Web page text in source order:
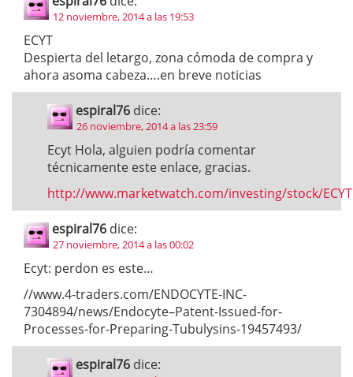
12 noviembre, 2014 a las 19:53
ECYT
Despierta del letargo, zona cómoda de compra y
ahora asoma cabeza….en breve noticias
espiral76 dice:
26 noviembre, 2014 a las 23:59
Ecyt Hola, alguien podría comentar
técnicamente este enlace, gracias.
http://www.marketwatch.com/investing/stock/ECYT
espiral76 dice:
27 noviembre, 2014 a las 00:02
Ecyt: perdon es este…
//www.4-traders.com/ENDOCYTE-INC-
7304894/news/Endocyte–Patent-Issued-for-
Processes-for-Preparing-Tubulysins-19457493/
espiral76 dice: